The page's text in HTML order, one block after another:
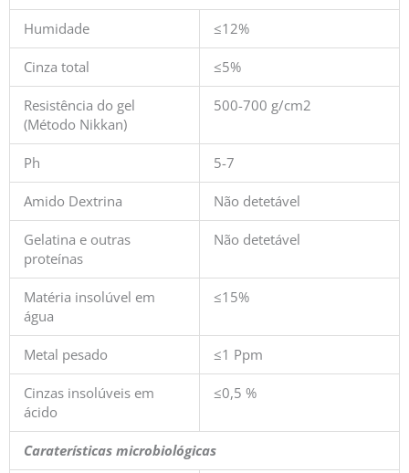
Humidade ≤12%
Cinza total ≤5%
Resistência do gel
(Método Nikkan)
500-700 g/cm2
Ph 5-7
Amido Dextrina Não detetável
Gelatina e outras
proteínas
Não detetável
Matéria insolúvel em
água
≤15%
Metal pesado ≤1 Ppm
Cinzas insolúveis em
ácido
≤0,5 %
Caraterísticas microbiológicas